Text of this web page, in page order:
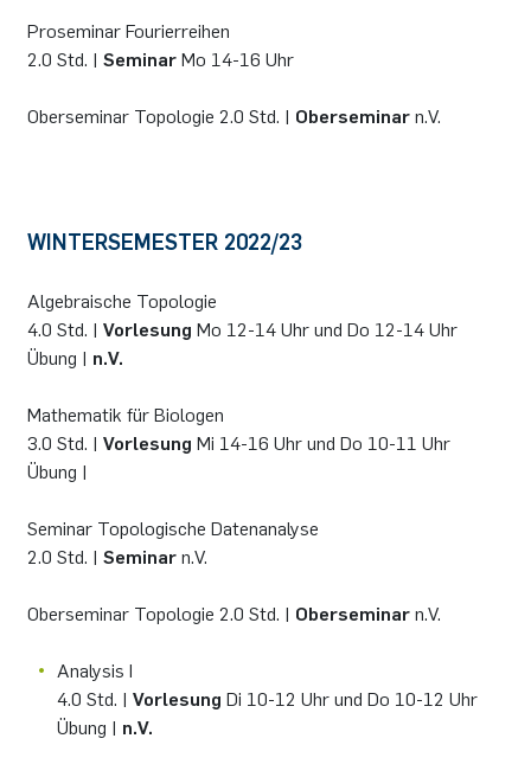
Proseminar Fourierreihen
2.0 Std. | Seminar Mo 14-16 Uhr
Oberseminar Topologie 2.0 Std. | Oberseminar n.V.
WINTERSEMESTER 2022/23
Algebraische Topologie
4.0 Std. | Vorlesung Mo 12-14 Uhr und Do 12-14 Uhr
Übung | n.V.
Mathematik für Biologen
3.0 Std. | Vorlesung Mi 14-16 Uhr und Do 10-11 Uhr
Übung |
Seminar Topologische Datenanalyse
2.0 Std. | Seminar n.V.
Oberseminar Topologie 2.0 Std. | Oberseminar n.V.
Analysis I
4.0 Std. | Vorlesung Di 10-12 Uhr und Do 10-12 Uhr
Übung | n.V.